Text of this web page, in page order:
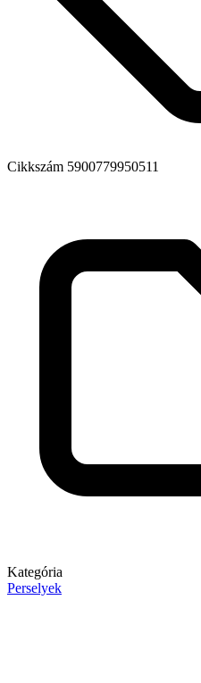
Cikkszám 5900779950511
Kategória
Perselyek